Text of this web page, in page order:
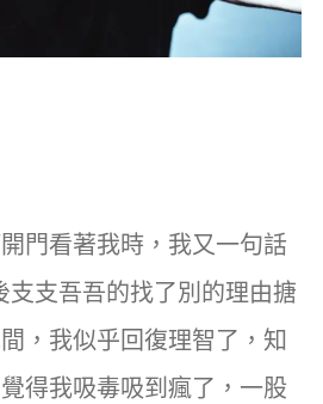
開門看著我時，我又一句話
支吾吾的找了別的理由搪
，我似乎回復理智了，知
得我吸毒吸到瘋了，一股